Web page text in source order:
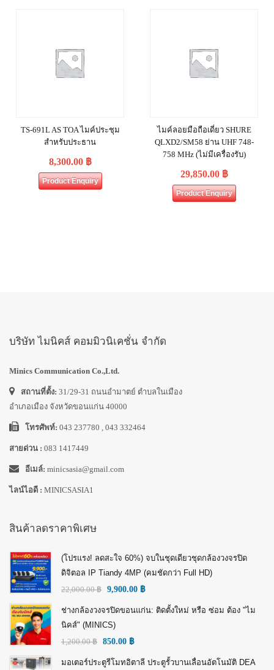
TS-691L AS TOA ไมค์ประชุม
สำหรับประธาน
8,300.00 ฿
Product Enquiry
ไมค์ลอยมือถือเดี่ยว SHURE
QLXD2/SM58 ย่าน UHF 748-
758 MHz (ไม่มีเครื่องรับ)
29,850.00 ฿
Product Enquiry
บริษัท ไมนิคส์ คอมมิวนิเคชั่น จำกัด
Minics Communication Co.,Ltd.
สถานที่ตั้ง: 31/29-31 ถนนอำมาตย์ ตำบลในเมือง
อำเภอเมือง จังหวัดขอนแก่น 40000
โทรศัพท์: 043 237780 , 043 332464
สายด่วน : 083 1417449
อีเมล์: minicsasia@gmail.com
ไลน์ไอดี : MINICSASIA1
สินค้าลดราคาพิเศษ
(โปรแรง! ลดสะใจ 60%) จบในชุดเดียวชุดกล้องวงจรปิด
ดิจิตอล IP Tiandy 4MP (คมชัดกว่า Full HD)
22,000.00฿ 9,900.00 ฿
ช่างกล้องวงจรปิดขอนแก่น: ติดตั้งใหม่ หรือ ซ่อม ต้อง "ไม
นิคส์" (MINICS)
1,200.00฿ 850.00 ฿
มอเตอร์ประตูรีโมทอิตาลี ประตูรั้วบานเลื่อนอัตโนมัติ DEA